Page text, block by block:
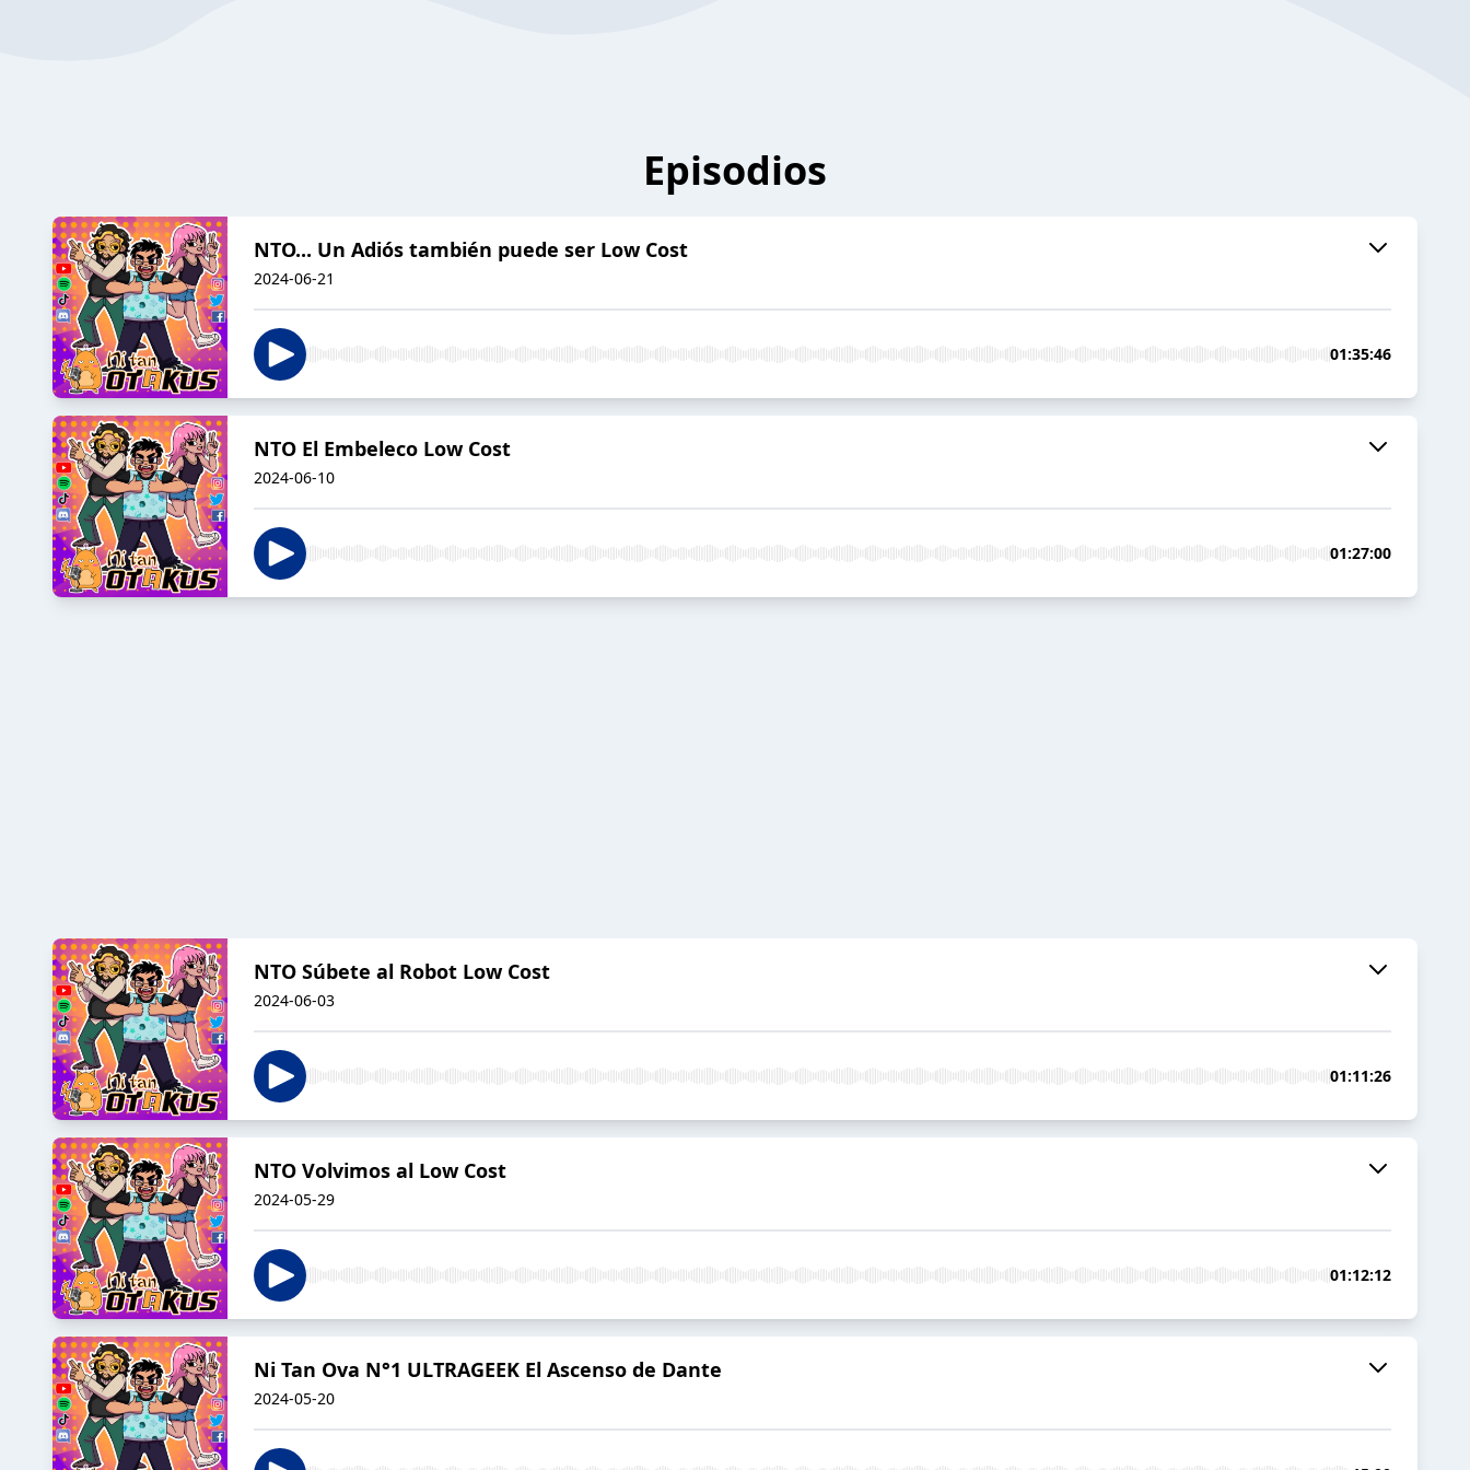
Episodios
NTO... Un Adiós también puede ser Low Cost
2024-06-21
01:35:46
NTO El Embeleco Low Cost
2024-06-10
01:27:00
NTO Súbete al Robot Low Cost
2024-06-03
01:11:26
NTO Volvimos al Low Cost
2024-05-29
01:12:12
Ni Tan Ova N°1 ULTRAGEEK El Ascenso de Dante
2024-05-20